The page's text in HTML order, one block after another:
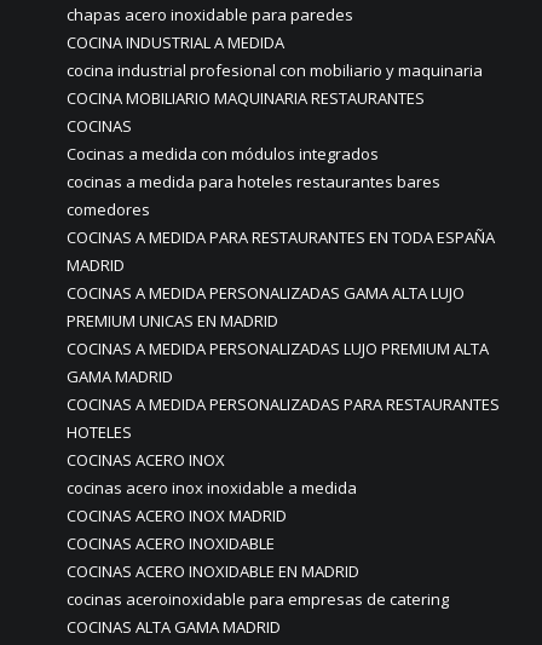
chapas acero inoxidable para paredes
COCINA INDUSTRIAL A MEDIDA
cocina industrial profesional con mobiliario y maquinaria
COCINA MOBILIARIO MAQUINARIA RESTAURANTES
COCINAS
Cocinas a medida con módulos integrados
cocinas a medida para hoteles restaurantes bares
comedores
COCINAS A MEDIDA PARA RESTAURANTES EN TODA ESPAÑA
MADRID
COCINAS A MEDIDA PERSONALIZADAS GAMA ALTA LUJO
PREMIUM UNICAS EN MADRID
COCINAS A MEDIDA PERSONALIZADAS LUJO PREMIUM ALTA
GAMA MADRID
COCINAS A MEDIDA PERSONALIZADAS PARA RESTAURANTES
HOTELES
COCINAS ACERO INOX
cocinas acero inox inoxidable a medida
COCINAS ACERO INOX MADRID
COCINAS ACERO INOXIDABLE
COCINAS ACERO INOXIDABLE EN MADRID
cocinas aceroinoxidable para empresas de catering
COCINAS ALTA GAMA MADRID